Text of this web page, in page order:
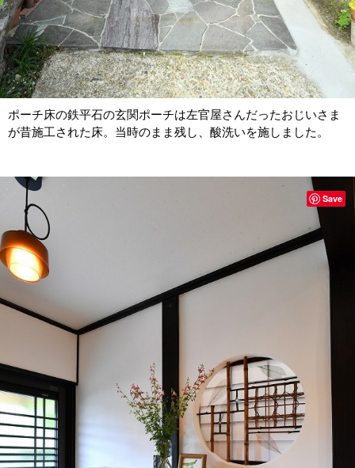
ポーチ床の鉄平石の玄関ポーチは左官屋さんだったおじいさま
が昔施工された床。当時のまま残し、酸洗いを施しました。
Save